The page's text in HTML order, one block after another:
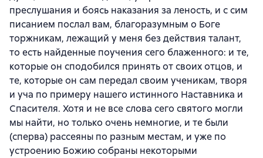
преслушания и боясь наказания за леность, и с сим
писанием послал вам, благоразумным о Боге
торжникам, лежащий у меня без действия талант,
то есть найденные поучения сего блаженного: и те,
которые он сподобился принять от своих отцов, и
те, которые он сам передал своим ученикам, творя
и уча по примеру нашего истинного Наставника и
Спасителя. Хотя и не все слова сего святого могли
мы найти, но только очень немногие, и те были
(сперва) рассеяны по разным местам, и уже по
устроению Божию собраны некоторыми